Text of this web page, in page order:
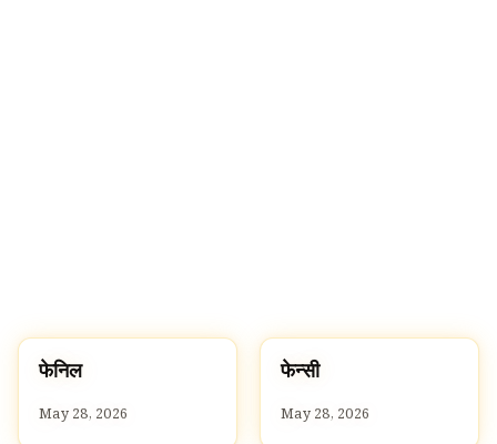
Fफ
फेनिल
May 28, 2026
Fफ
फेन्सी
May 28, 2026